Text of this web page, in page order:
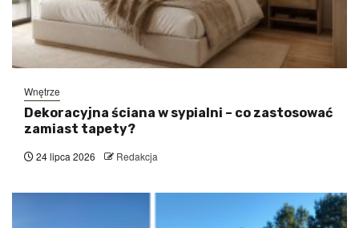
Wnętrze
Dekoracyjna ściana w sypialni – co zastosować
zamiast tapety?
24 lipca 2026 Redakcja